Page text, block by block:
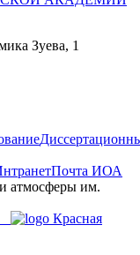
Зуева, 1
Почта ИОА
атмосферы им.
Красная